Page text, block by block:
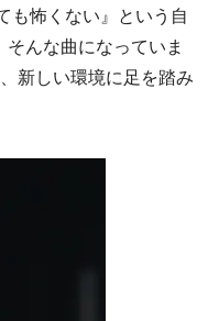
も怖くない』という自
んな曲になっていま
新しい環境に足を踏み